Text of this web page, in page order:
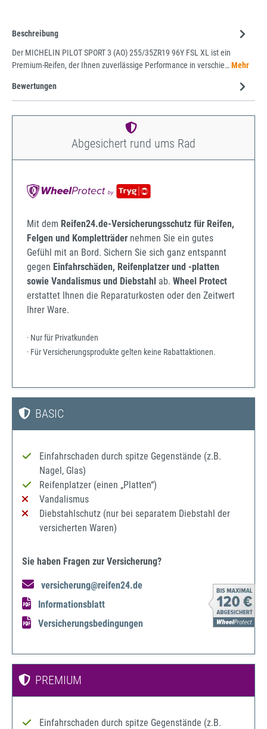
Beschreibung
Der MICHELIN PILOT SPORT 3 (AO) 255/35ZR19 96Y FSL XL ist ein
Premium-Reifen, der Ihnen zuverlässige Performance in verschie…Mehr
Bewertungen
Abgesichert rund ums Rad
Mit dem Reifen24.de-Versicherungsschutz für Reifen,
Felgen und Kompletträder nehmen Sie ein gutes
Gefühl mit an Bord. Sichern Sie sich ganz entspannt
gegen Einfahrschäden, Reifenplatzer und -platten
sowie Vandalismus und Diebstahl ab. Wheel Protect
erstattet Ihnen die Reparaturkosten oder den Zeitwert
Ihrer Ware.
· Nur für Privatkunden
· Für Versicherungsprodukte gelten keine Rabattaktionen.
BASIC
Einfahrschaden durch spitze Gegenstände (z.B.
Nagel, Glas)
Reifenplatzer (einen „Platten“)
Vandalismus
Diebstahlschutz (nur bei separatem Diebstahl der
versicherten Waren)
Sie haben Fragen zur Versicherung?
versicherung@reifen24.de
Informationsblatt
Versicherungsbedingungen
PREMIUM
Einfahrschaden durch spitze Gegenstände (z.B.